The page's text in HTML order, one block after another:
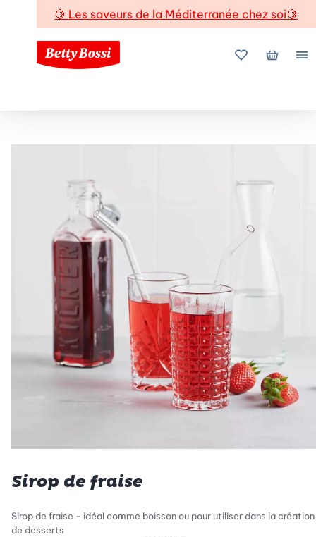
🍋 Les saveurs de la Méditerranée chez soi🍋
Mes favoris
Mon
Sirop de fraise
Sirop de fraise - idéal comme boisson ou pour utiliser dans la création
de desserts